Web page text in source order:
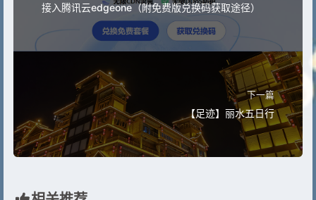
接入腾讯云edgeone（附免费版兑换码获取途径）
下一篇
【足迹】丽水五日行